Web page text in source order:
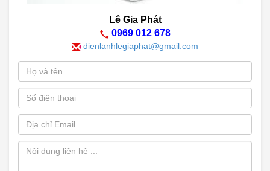
Lê Gia Phát
0969 012 678
dienlanhlegiaphat@gmail.com